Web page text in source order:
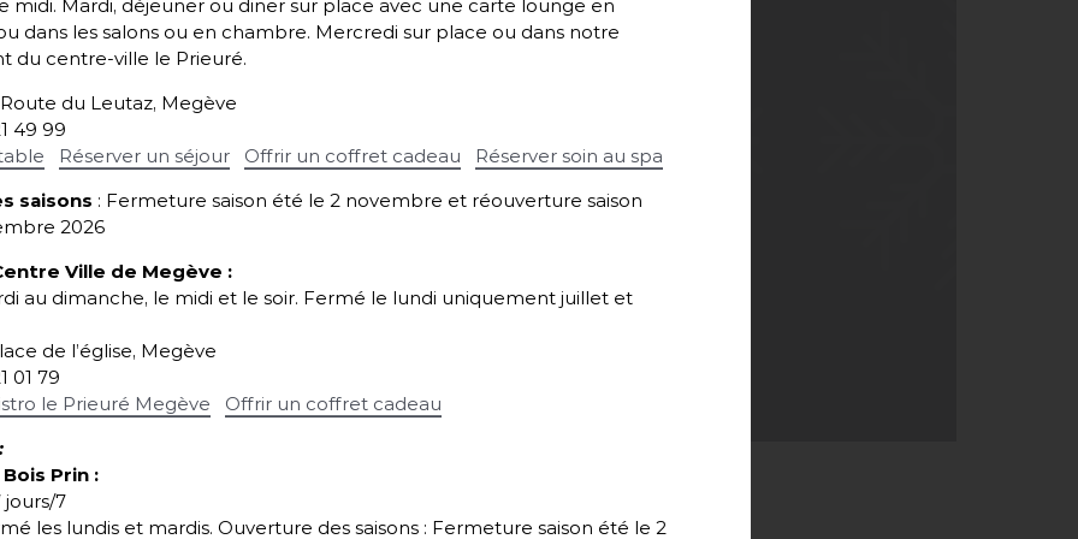
de la maison
proche de son terroir
!
S
midi. Mardi, déjeuner ou diner sur place avec une carte lounge en
dans les salons ou en chambre. Mercredi sur place ou dans notre
du centre-ville le Prieuré.
Route du Leutaz, Megève
49 99
Réserver un séjour Offrir un coffret cadeau
Réserver soin au spa
saisons : Fermeture saison été le 2 novembre et réouverture saison
2026
Ville de Megève :
au dimanche, le midi et le soir. Fermé le lundi uniquement juillet et
de l’église, Megève
01 79
le Prieuré Megève
Offrir un coffret cadeau
Prin :
7
les lundis et mardis.Ouverture des saisons : Fermeture saison été le 2